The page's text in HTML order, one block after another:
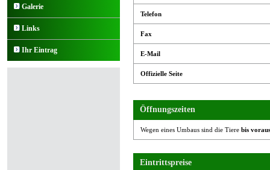
Galerie
Links
Ihr Eintrag
Telefon
Fax
E-Mail
Offizielle Seite
Öffnungszeiten
Wegen eines Umbaus sind die Tiere bis
Eintrittspreise